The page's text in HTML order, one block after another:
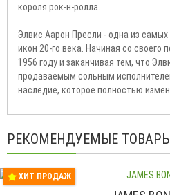
короля рок-н-ролла.
Элвис Аарон Пресли - одна из
икон 20-го века. Начиная со своего
1956 году и заканчивая тем, что
продаваемым сольным
наследие, которое полностью
РЕКОМЕНДУЕМЫЕ
ХИТ ПРОДАЖ